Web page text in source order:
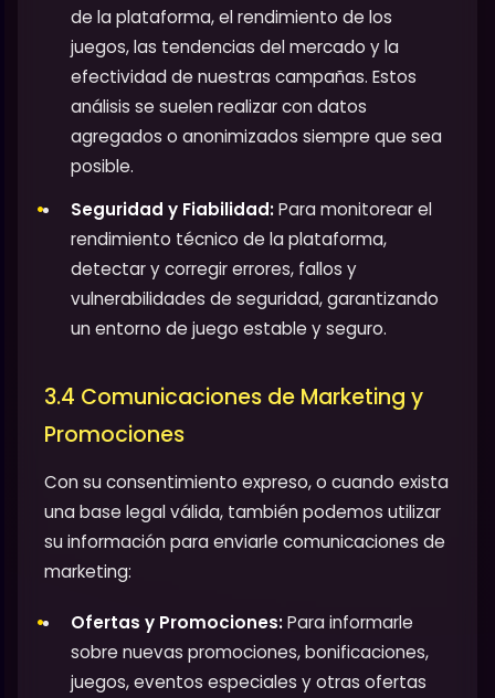
de la plataforma, el rendimiento de los
juegos, las tendencias del mercado y la
efectividad de nuestras campañas. Estos
análisis se suelen realizar con datos
agregados o anonimizados siempre que sea
posible.
Seguridad y Fiabilidad:Para monitorear el
rendimiento técnico de la plataforma,
detectar y corregir errores, fallos y
vulnerabilidades de seguridad, garantizando
un entorno de juego estable y seguro.
3.4 Comunicaciones de Marketing y
Promociones
Con su consentimiento expreso, o cuando exista
una base legal válida, también podemos utilizar
su información para enviarle comunicaciones de
marketing:
Ofertas y Promociones:Para informarle
sobre nuevas promociones, bonificaciones,
juegos, eventos especiales y otras ofertas